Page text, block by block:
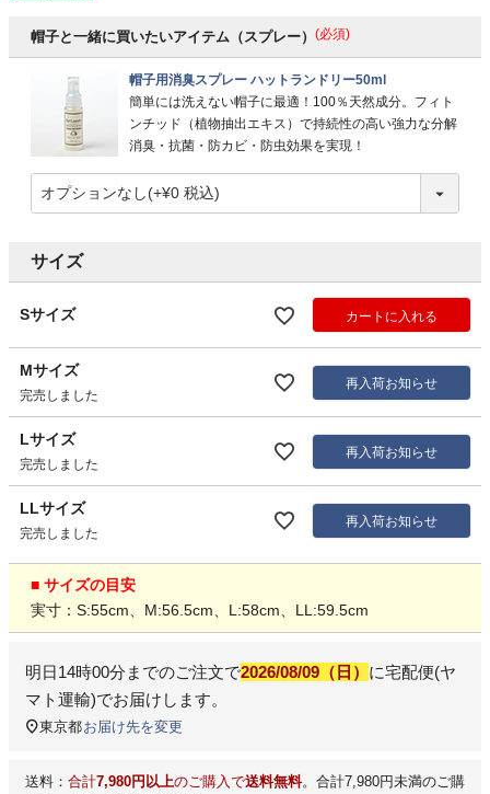
帽子と一緒に買いたいアイテム（スプレー） (必須)
帽子用消臭スプレー ハットランドリー50ml
簡単には洗えない帽子に最適！100％天然成分。フィト
ンチッド（植物抽出エキス）で持続性の高い強力な分解
消臭・抗菌・防カビ・防虫効果を実現！
サイズ
Sサイズ カートに入れる
Mサイズ
完売しました
再入荷お知らせ
Lサイズ
完売しました
再入荷お知らせ
LLサイズ
完売しました
再入荷お知らせ
■ サイズの目安
実寸：S:55cm、M:56.5cm、L:58cm、LL:59.5cm
明日14時00分 までのご注文で2026/08/09（日） に宅配便(ヤ
マト運輸)でお届けします。
東京都お届け先を変更
送料： 合計7,980円以上のご購入で送料無料。合計7,980円未満のご購